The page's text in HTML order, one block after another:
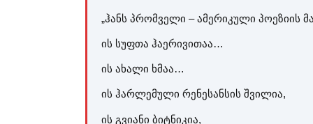
„ჰანს პრომველი – ამერიკული პოეზიის
ის სუფთა ჰაერივითაა…
ის ახალი ხმაა…
ის ჰარლემული რენესანსის შვილია,
ის გვიანი ბიტნიკია,